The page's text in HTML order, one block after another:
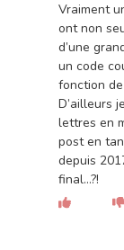
Vraiment
ont non
d’une
un code
fonction
D’ailleurs
lettres en
post en
depuis
final…?!